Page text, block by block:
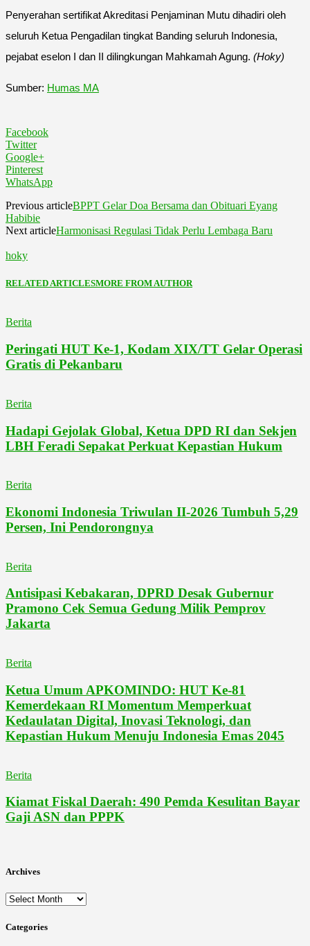
Penyerahan sertifikat Akreditasi Penjaminan Mutu dihadiri oleh
seluruh Ketua Pengadilan tingkat Banding seluruh Indonesia,
pejabat eselon I dan II dilingkungan Mahkamah Agung. (Hoky)
Sumber: Humas MA
Facebook
Twitter
Google+
Pinterest
WhatsApp
Previous articleBPPT Gelar Doa Bersama dan Obituari Eyang
Habibie
Next articleHarmonisasi Regulasi Tidak Perlu Lembaga Baru
hoky
RELATED ARTICLESMORE FROM AUTHOR
Berita
Peringati HUT Ke-1, Kodam XIX/TT Gelar Operasi
Gratis di Pekanbaru
Berita
Hadapi Gejolak Global, Ketua DPD RI dan Sekjen
LBH Feradi Sepakat Perkuat Kepastian Hukum
Berita
Ekonomi Indonesia Triwulan II-2026 Tumbuh 5,29
Persen, Ini Pendorongnya
Berita
Antisipasi Kebakaran, DPRD Desak Gubernur
Pramono Cek Semua Gedung Milik Pemprov
Jakarta
Berita
Ketua Umum APKOMINDO: HUT Ke-81
Kemerdekaan RI Momentum Memperkuat
Kedaulatan Digital, Inovasi Teknologi, dan
Kepastian Hukum Menuju Indonesia Emas 2045
Berita
Kiamat Fiskal Daerah: 490 Pemda Kesulitan Bayar
Gaji ASN dan PPPK
Archives
Archives
Categories